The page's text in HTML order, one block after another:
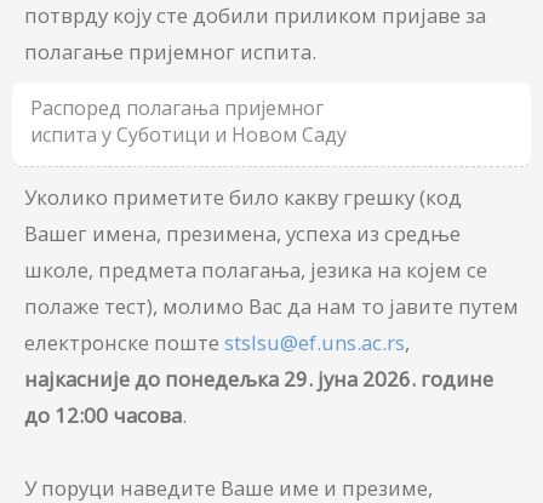
потврду коју сте добили приликом пријаве за
полагање пријемног испита.
Распоред полагања пријемног
испита у Суботици и Новом Саду
Уколико приметите било какву грешку (код
Вашег имена, презимена, успеха из средње
школе, предмета полагања, језика на којем се
полаже тест), молимо Вас да нам то јавите путем
електронске поште stslsu@ef.uns.ac.rs,
најкасније до понедељка 29. јуна 2026. године
до 12:00 часова.
У поруци наведите Ваше име и презиме,